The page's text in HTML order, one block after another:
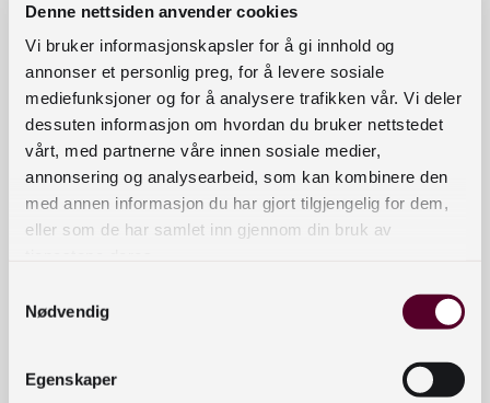
Denne nettsiden anvender cookies
Vi bruker informasjonskapsler for å gi innhold og
annonser et personlig preg, for å levere sosiale
mediefunksjoner og for å analysere trafikken vår. Vi deler
dessuten informasjon om hvordan du bruker nettstedet
vårt, med partnerne våre innen sosiale medier,
annonsering og analysearbeid, som kan kombinere den
med annen informasjon du har gjort tilgjengelig for dem,
eller som de har samlet inn gjennom din bruk av
Nødvendig
Egenskaper
Ullensaker bibliotek
Ullensvang bibliotek
Universitetsbiblioteket i Stavanger
Vadsø bibliotek
Vestby bibliotek
Øystre Slidre bibliotek 2
Alstahaug bibliotek 1
Alvdal bibliotek
Askvoll bibliotek 1
1
1
Averøy bibliotek